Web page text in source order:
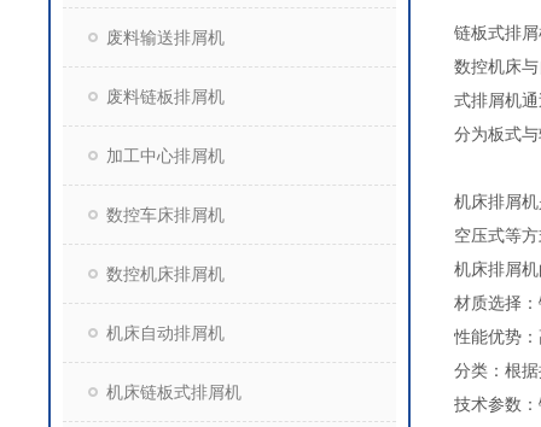
废料输送排屑机
废料链板排屑机
加工中心排屑机
数控车床排屑机
数控机床排屑机
机床自动排屑机
机床链板式排屑机
链板式排
数控机床
式排屑机
分为板式
机床排屑
空压式等
机床排屑
材质选择‌
性能优势‌
分类‌：根
技术参数‌